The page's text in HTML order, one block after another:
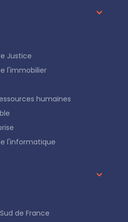
Justice
l'immobilier
humaines
l'informatique
de France